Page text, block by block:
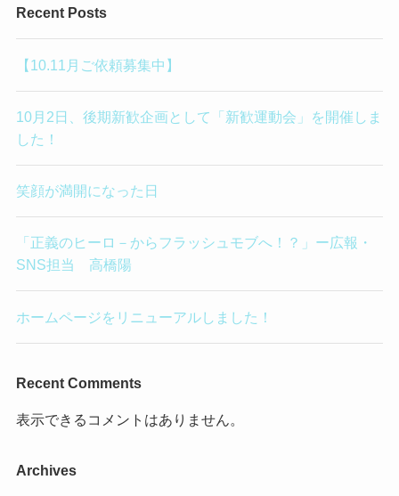
Recent Posts
【10.11月ご依頼募集中】
10月2日、後期新歓企画として「新歓運動会」を開催しま
した！
笑顔が満開になった日
「正義のヒーロ－からフラッシュモブへ！？」ー広報・
SNS担当 高橋陽
ホームページをリニューアルしました！
Recent Comments
表示できるコメントはありません。
Archives